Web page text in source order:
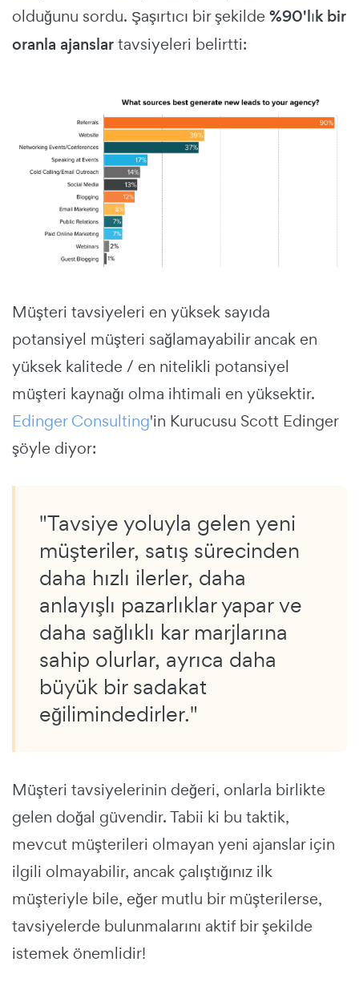
olduğunu sordu. Şaşırtıcı bir şekilde %90'lık bir
oranla ajanslartavsiyeleri belirtti:
Müşteri tavsiyeleri en yüksek sayıda
potansiyel müşteri sağlamayabilir ancak en
yüksek kalitede / en nitelikli potansiyel
müşteri kaynağı olma ihtimali en yüksektir.
Edinger Consulting'in Kurucusu Scott Edinger
şöyle diyor:
"Tavsiye yoluyla gelen yeni
müşteriler, satış sürecinden
daha hızlı ilerler, daha
anlayışlı pazarlıklar yapar ve
daha sağlıklı kar marjlarına
sahip olurlar, ayrıca daha
büyük bir sadakat
eğilimindedirler."
Müşteri tavsiyelerinin değeri, onlarla birlikte
gelen doğal güvendir. Tabii ki bu taktik,
mevcut müşterileri olmayan yeni ajanslar için
ilgili olmayabilir, ancak çalıştığınız ilk
müşteriyle bile, eğer mutlu bir müşterilerse,
tavsiyelerde bulunmalarını aktif bir şekilde
istemek önemlidir!